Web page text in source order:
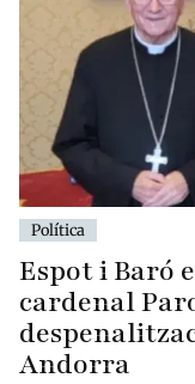
Política
Espot i Baró
cardenal
Andorra